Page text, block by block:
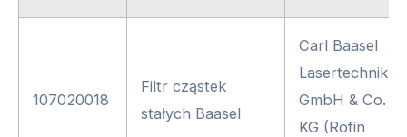
107020018
Filtr cząstek
stałych Baasel
Carl Baasel
Lasertechnik
GmbH & Co.
KG (Rofin